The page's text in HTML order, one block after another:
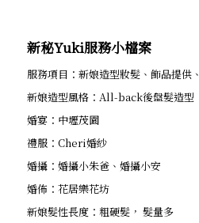
新秘Yuki服務小檔案
服務項目：新娘造型妝髮、飾品提供、
新娘造型風格：All-back後盤髮造型
婚宴：中壢茂園
禮服：Cheri婚紗
婚攝：婚攝小朱爸、婚攝小安
婚佈：花居樂花坊
新娘髮性長度：粗硬髮， 髮量多